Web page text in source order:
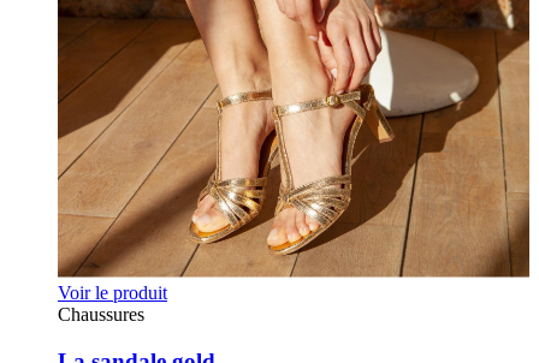
Voir le produit
Chaussures